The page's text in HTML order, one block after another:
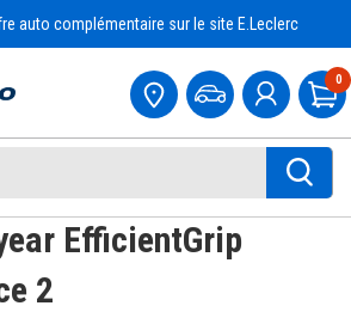
auto complémentaire sur le site E.Leclerc
0
EfficientGrip
2